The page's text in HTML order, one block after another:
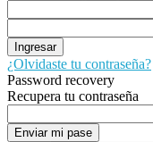
¿Olvidaste tu contraseña?
Password recovery
Recupera tu contraseña